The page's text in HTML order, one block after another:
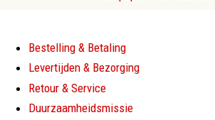
Bestelling & Betaling
Levertijden & Bezorging
Retour & Service
Duurzaamheidsmissie